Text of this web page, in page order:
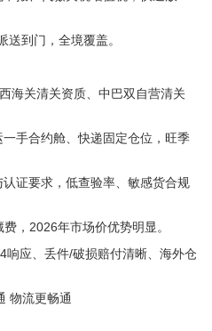
到门，全境覆盖。
海关清关资质、中巴双自营清关
手合约舱、快递固定仓位，旺季
证要求，低查验率、敏感货合规
，2026年市场价优势明显。
应、丢件/破损赔付清晰、海外仓
物流更畅通